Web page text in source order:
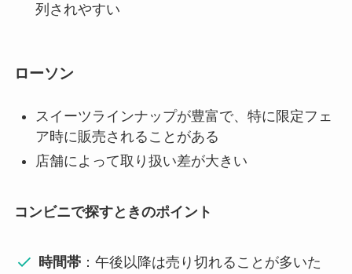
列されやすい
ローソン
スイーツラインナップが豊富で、特に限定フェ
ア時に販売されることがある
店舗によって取り扱い差が大きい
コンビニで探すときのポイント
時間帯 ：午後以降は売り切れることが多いた